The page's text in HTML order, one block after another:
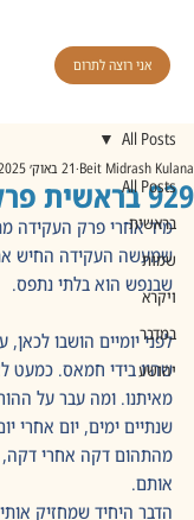
אני רוצה לתרום
All Posts
בראשית
שמות
ויקרא
במדבר
יהושע
All Posts
929 בראשית פרק כג
Beit Midrash Kulana 21 באוק׳ 2025
מיד אחרי פרק העקידה
שמעשה העקידה החיש
שבנפש הוא בלתי נתפס.
לפני יומיים הושבו
שהיו בידי חמאס. כמעט
מאיתנו. ומה עבר על
שנתיים ימים, יום אחרי
מהתהום דקה אחרי
אותם.
הדבר היחיד שמחזיק